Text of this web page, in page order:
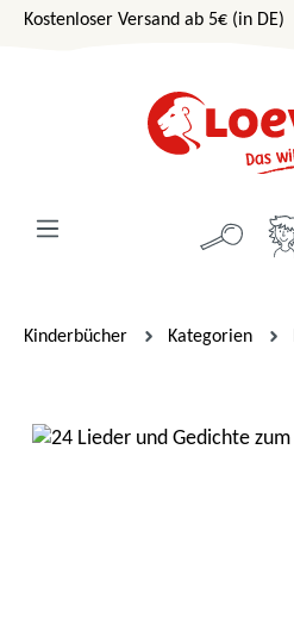
Zum Hauptinhalt springen
Kostenloser Versand ab 5€ (in DE)
Kinderbücher Kategorien
Bildergalerie überspringen